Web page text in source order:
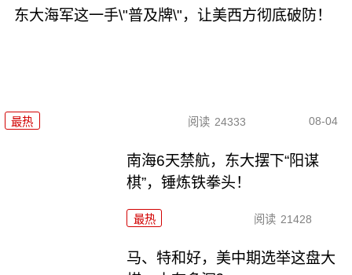
东大海军这一手\"普及牌\"，让美西方彻底破防！
最热 阅读 24333 08-04
南海6天禁航，东大摆下“阳谋
棋”，锤炼铁拳头！
最热 阅读 21428
马、特和好，美中期选举这盘大